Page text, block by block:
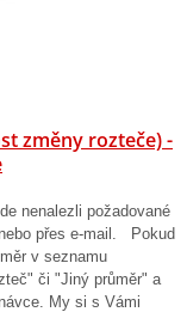
změny rozteče) -
nenalezli požadované
přes e-mail. Pokud
v seznamu
či "Jiný průměr" a
My si s Vámi